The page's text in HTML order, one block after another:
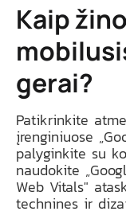
Kaip
gerai?
Patikrinkite
įrenginiuose
palyginkite su
naudokite
Web Vitals"
technines ir